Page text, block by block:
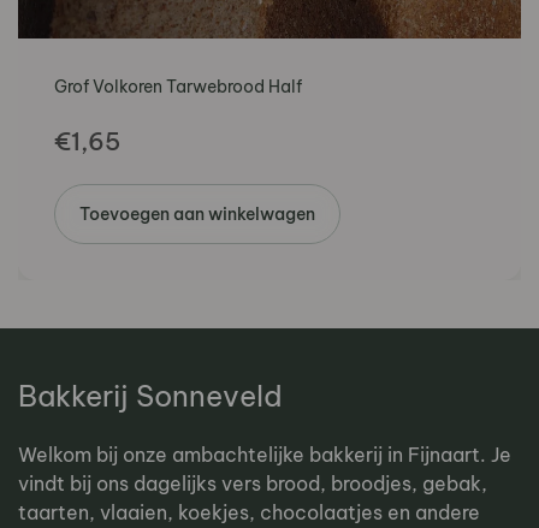
Grof Volkoren Tarwebrood Half
€1,65
Toevoegen aan winkelwagen
Bakkerij Sonneveld
Welkom bij onze ambachtelijke bakkerij in Fijnaart. Je
vindt bij ons dagelijks vers brood, broodjes, gebak,
taarten, vlaaien, koekjes, chocolaatjes en andere